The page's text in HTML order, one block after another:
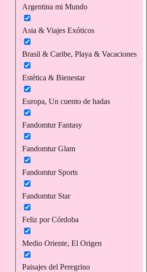
Argentina mi Mundo
Asia & Viajes Exóticos
Brasil & Caribe, Playa & Vacaciones
Estética & Bienestar
Europa, Un cuento de hadas
Fandomtur Fantasy
Fandomtur Glam
Fandomtur Sports
Fandomtur Star
Feliz por Córdoba
Medio Oriente, El Origen
Paisajes del Peregrino